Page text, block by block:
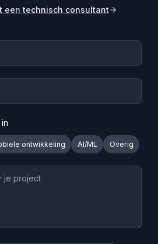
een technisch consultant
ontwikkeling AI/ML Overig